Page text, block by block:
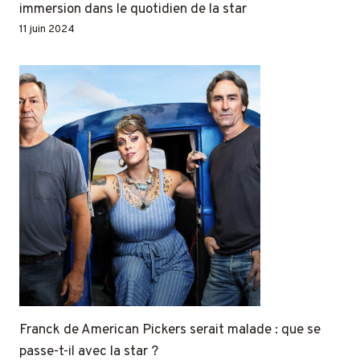
immersion dans le quotidien de la star
11 juin 2024
Franck de American Pickers serait malade : que se
passe-t-il avec la star ?